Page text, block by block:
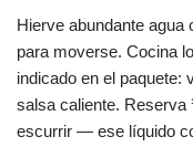
Hierve abundante
para moverse. Cocina
indicado en el paquete:
salsa caliente. Reserva
escurrir — ese líquido